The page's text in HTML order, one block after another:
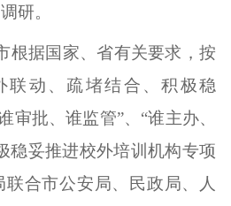
研。
根据国家、省有关要求，按
动、 疏堵结合、积极稳
审批、谁监管”、 “谁主办、
稳妥推进校外培训机构专项
联合市公安局、民政局、人